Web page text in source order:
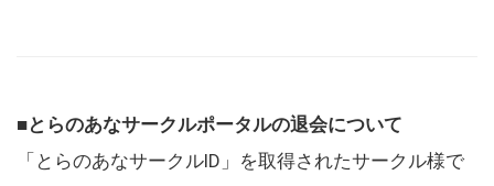
■とらのあなサークルポータルの退会について
「とらのあなサークルID」を取得されたサークル様で